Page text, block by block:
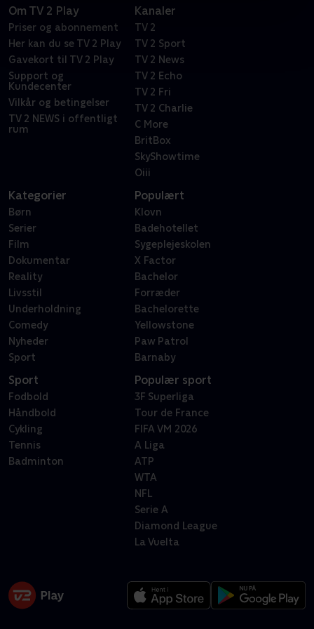
Om TV 2 Play
Priser og abonnement
Her kan du se TV 2 Play
Gavekort til TV 2 Play
Support og
Kundecenter
Vilkår og betingelser
TV 2 NEWS i offentligt
rum
Kanaler
TV 2
TV 2 Sport
TV 2 News
TV 2 Echo
TV 2 Fri
TV 2 Charlie
C More
BritBox
SkyShowtime
Oiii
Kategorier
Børn
Serier
Film
Dokumentar
Reality
Livsstil
Underholdning
Comedy
Nyheder
Sport
Populært
Klovn
Badehotellet
Sygeplejeskolen
X Factor
Bachelor
Forræder
Bachelorette
Yellowstone
Paw Patrol
Barnaby
Sport
Fodbold
Håndbold
Cykling
Tennis
Badminton
Populær sport
3F Superliga
Tour de France
FIFA VM 2026
A Liga
ATP
WTA
NFL
Serie A
Diamond League
La Vuelta